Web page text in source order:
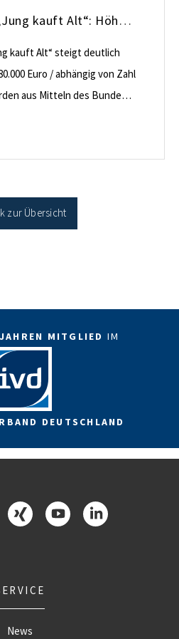
KfW-Förderung „Jung kauft Alt“: Höhere Kredite ab August 2026
kauft Alt“ steigt deutlich
Euro / abhängig von Zahl
aus Mitteln des Bundes
bei 0,53 Prozent effektiv bei
sich zu energetischer
[…]
zur Übersicht
MITGLIED IM
DEUTSCHLAND
News